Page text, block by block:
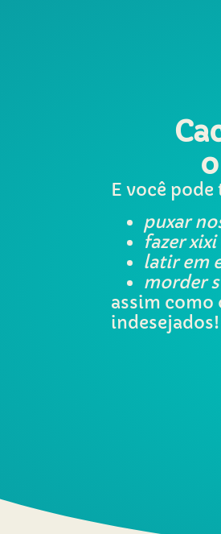
E você pode
puxar
fazer
latir em
morder
assim
indesejados!